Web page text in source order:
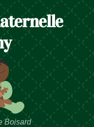
Boisard